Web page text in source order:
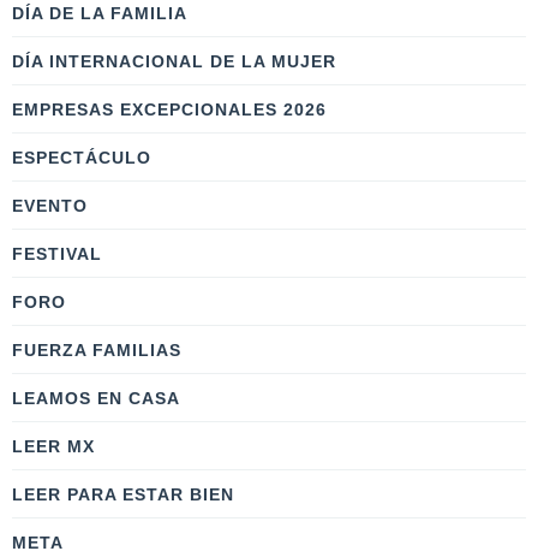
DÍA DE LA FAMILIA
DÍA INTERNACIONAL DE LA MUJER
EMPRESAS EXCEPCIONALES 2026
ESPECTÁCULO
EVENTO
FESTIVAL
FORO
FUERZA FAMILIAS
LEAMOS EN CASA
LEER MX
LEER PARA ESTAR BIEN
META